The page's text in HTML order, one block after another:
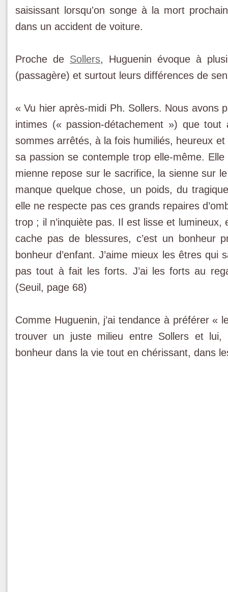
saisissant lorsqu'on songe à la mort
dans un accident de voiture.
Proche de Sollers, Huguenin évoque à
(passagère) et surtout leurs différences de
« Vu hier après-midi Ph. Sollers. Nous avons
intimes (« passion-détachement ») que
sommes arrêtés, à la fois humiliés, heureux
sa passion se contemple trop elle-même.
mienne repose sur le sacrifice, la sienne sur
manque quelque chose, un poids, du
elle ne respecte pas ces grands repaires
trop ; il n’inquiète pas. Il est lisse et lumineux,
cache pas de blessures, c’est un bonheur
bonheur d’enfant. J’aime mieux les êtres qui
pas tout à fait les forts. J’ai les forts au
(Seuil, page 68)
Comme Huguenin, j’ai tendance à préférer «
trouver un juste milieu entre Sollers et lui,
bonheur dans la vie tout en chérissant, dans